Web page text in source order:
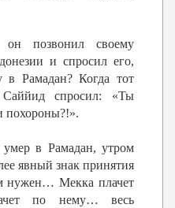
позвонил своему
и спросил его,
Рамадан? Когда тот
Саййид спросил: «Ты
похороны?!».
умер в Рамадан, утром
явный знак принятия
нужен… Мекка плачет
по нему… весь